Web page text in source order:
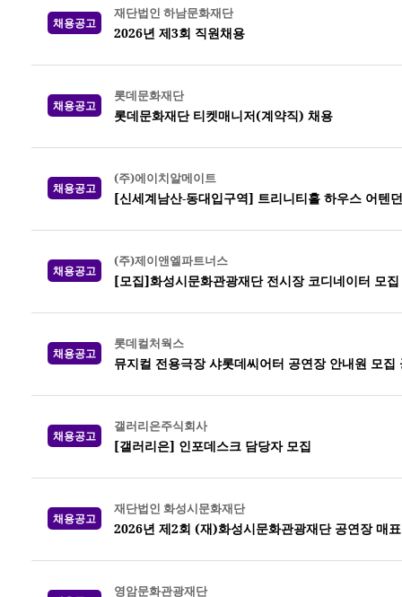
채용공고
재단법인 하남문화재단
2026년 제3회 직원채용
채용공고
롯데문화재단
롯데문화재단 티켓매니저(계약직) 채용
채용공고
(주)에이치알메이트
[신세계남산-동대입구역] 트리니티홀 하우스 어텐
채용공고
(주)제이앤엘파트너스
[모집]화성시문화관광재단 전시장 코디네이터 모집
채용공고
롯데컬처웍스
뮤지컬 전용극장 샤롯데씨어터 공연장 안내원 모
채용공고
갤러리은주식회사
[갤러리은] 인포데스크 담당자 모집
채용공고
재단법인 화성시문화재단
2026년 제2회 (재)화성시문화관광재단 공연장 매
영암문화관광재단